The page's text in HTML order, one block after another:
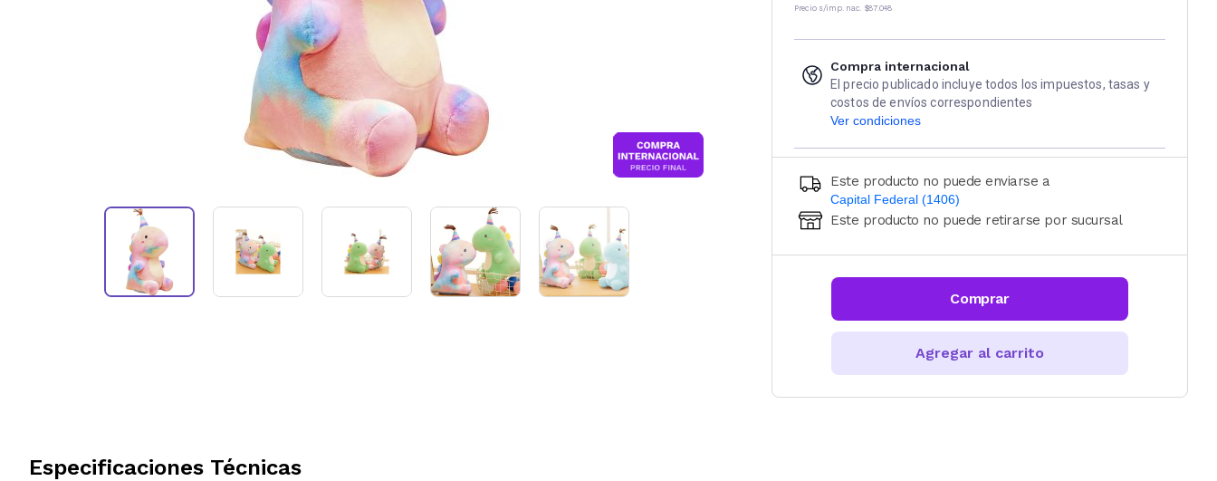
Precio s/imp. nac. $87.048
Compra internacional
El precio publicado incluye todos los impuestos, tasas y
costos de envíos correspondientes
Ver condiciones
Este producto no puede enviarse a
Capital Federal (1406)
Ingresá código postal (sólo números)
CALCULAR
Este producto no puede retirarse por sucursal
Comprar
Agregar al carrito
Especificaciones Técnicas